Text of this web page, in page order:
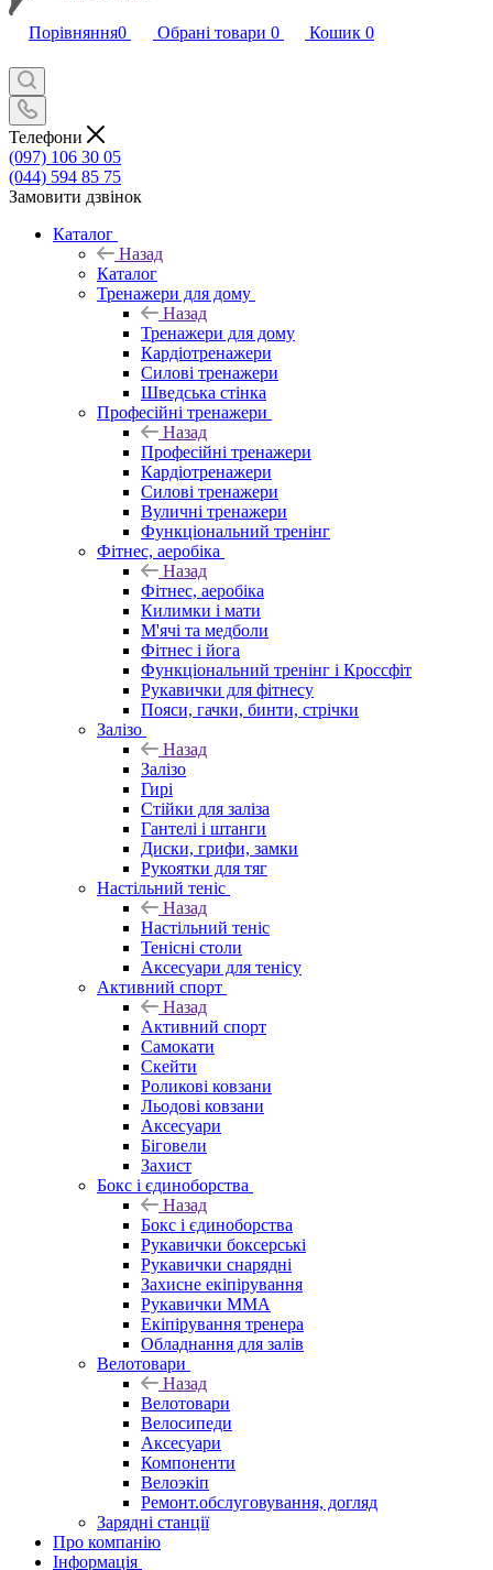
Порівняння0 Обрані товари 0 Кошик 0
Телефони
(097) 106 30 05
(044) 594 85 75
Замовити дзвінок
Каталог
Назад
Каталог
Тренажери для дому
Назад
Тренажери для дому
Кардіотренажери
Силові тренажери
Шведська стінка
Професійні тренажери
Назад
Професійні тренажери
Кардіотренажери
Силові тренажери
Вуличні тренажери
Функціональний тренінг
Фітнес, аеробіка
Назад
Фітнес, аеробіка
Килимки і мати
М'ячі та медболи
Фітнес і йога
Функціональний тренінг і Кроссфіт
Рукавички для фітнесу
Пояси, гачки, бинти, стрічки
Залізо
Назад
Залізо
Гирі
Стійки для заліза
Гантелі і штанги
Диски, грифи, замки
Рукоятки для тяг
Настільний теніс
Назад
Настільний теніс
Тенісні столи
Аксесуари для тенісу
Активний спорт
Назад
Активний спорт
Самокати
Скейти
Роликові ковзани
Льодові ковзани
Аксесуари
Біговели
Захист
Бокс і єдиноборства
Назад
Бокс і єдиноборства
Рукавички боксерські
Рукавички снарядні
Захисне екіпірування
Рукавички ММА
Екіпірування тренера
Обладнання для залів
Велотовари
Назад
Велотовари
Велосипеди
Аксесуари
Компоненти
Велоэкіп
Ремонт.обслуговування, догляд
Зарядні станції
Про компанію
Інформація